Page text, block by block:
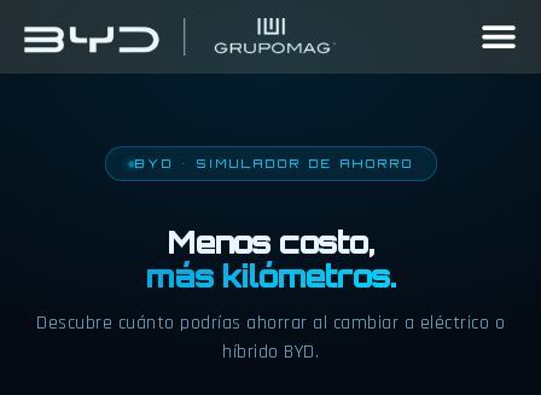
BYD • SIMULADOR DE AHORRO
Menos costo,
más kilómetros.
Descubre cuánto podrías ahorrar al cambiar a eléctrico o
híbrido BYD.